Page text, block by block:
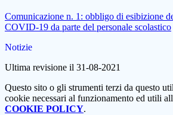
Comunicazione n. 1: obbligo di esibizione
COVID-19 da parte del personale scolastico
Notizie
Ultima revisione il 31-08-2021
Questo sito o gli strumenti terzi da questo
cookie necessari al funzionamento ed utili
COOKIE POLICY.